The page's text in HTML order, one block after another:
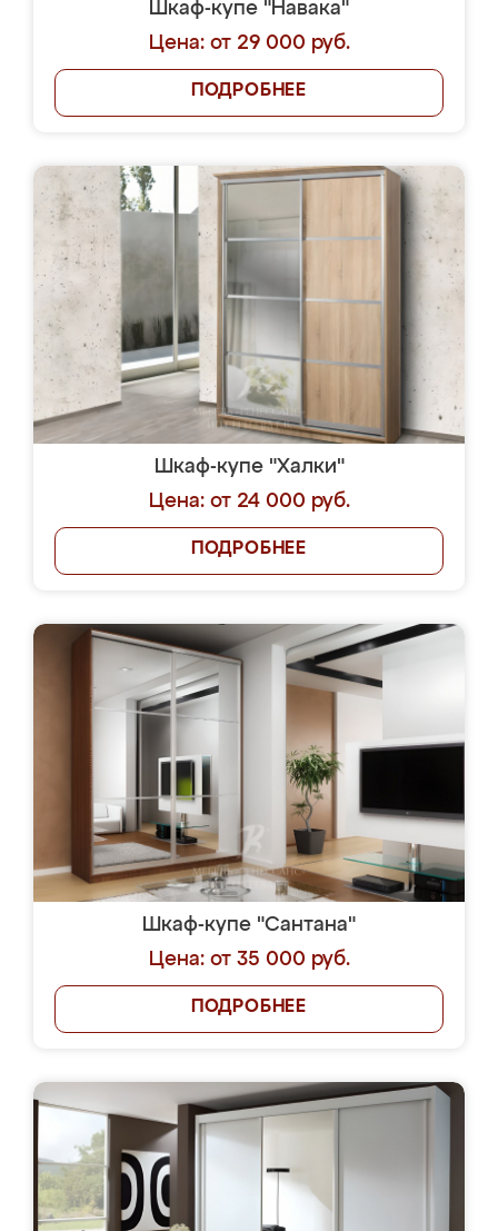
Шкаф-купе "Навака"
Цена: от 29 000 руб.
ПОДРОБНЕЕ
Шкаф-купе "Халки"
Цена: от 24 000 руб.
ПОДРОБНЕЕ
Шкаф-купе "Сантана"
Цена: от 35 000 руб.
ПОДРОБНЕЕ